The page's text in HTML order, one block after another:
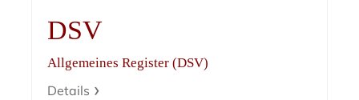
DSV
Allgemeines Register (DSV)
Details